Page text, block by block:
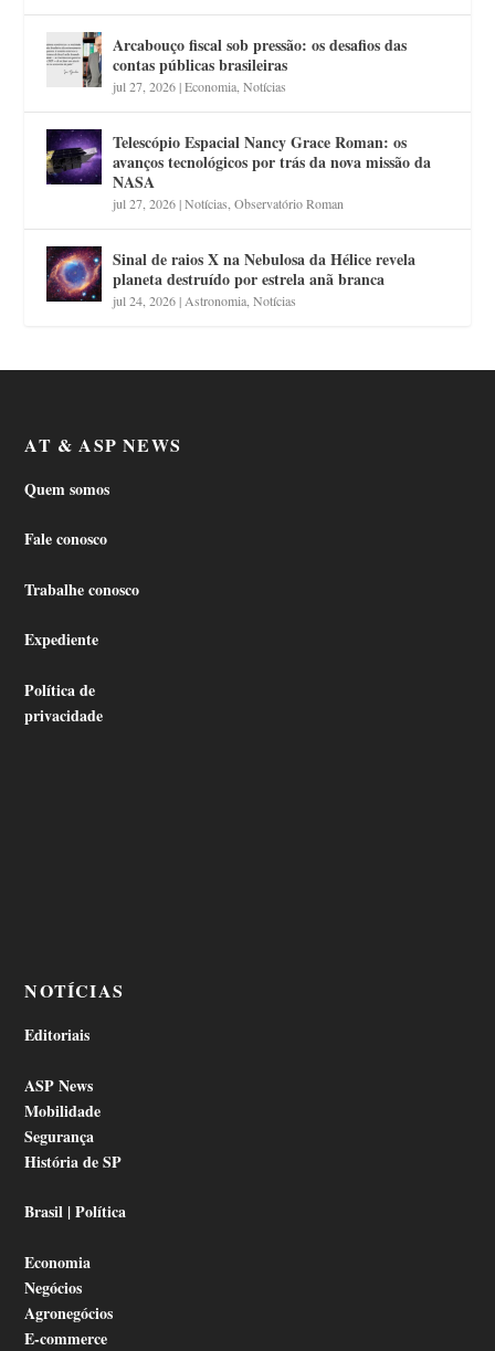
Arcabouço fiscal sob pressão: os desafios das
contas públicas brasileiras
jul 27, 2026|Economia ,Notícias
Telescópio Espacial Nancy Grace Roman: os
avanços tecnológicos por trás da nova missão da
NASA
jul 27, 2026|Notícias ,Observatório Roman
Sinal de raios X na Nebulosa da Hélice revela
planeta destruído por estrela anã branca
jul 24, 2026| Astronomia ,Notícias
AT & ASP NEWS
Quem somos
Fale conosco
Trabalhe conosco
Expediente
Política de
privacidade
NOTÍCIAS
Editoriais
ASP News
Mobilidade
Segurança
História de SP
Brasil | Política
Economia
Negócios
Agronegócios
E-commerce